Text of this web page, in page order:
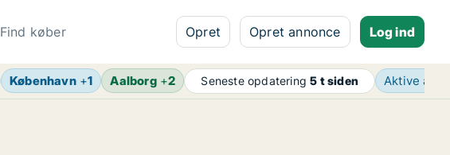
Find køber Opret Opret annonce Log ind
København+1 Aalborg+2 Seneste opdatering5 t siden Aktive